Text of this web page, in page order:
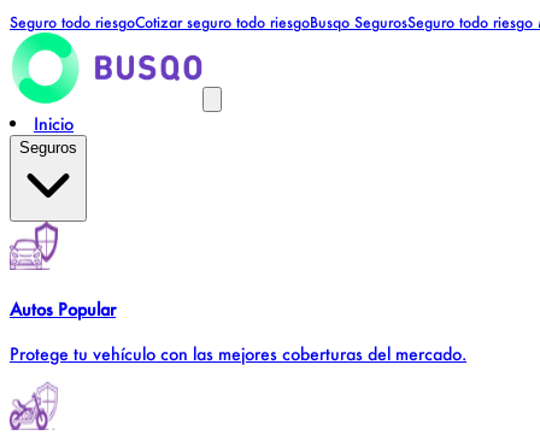
Seguro todo riesgoCotizar seguro todo riesgoBusqo SegurosSeguro todo riesgo
Inicio
Seguros
Autos Popular
Protege tu vehículo con las mejores coberturas del mercado.